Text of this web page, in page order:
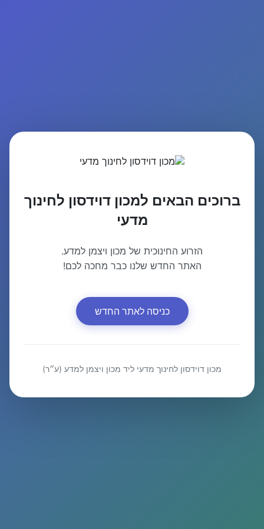
ברוכים הבאים למכון דוידסון לחינוך
מדעי
הזרוע החינוכית של מכון ויצמן למדע.
האתר החדש שלנו כבר מחכה לכם!
כניסה לאתר החדש
מכון דוידסון לחינוך מדעי ליד מכון ויצמן למדע (ע״ר)